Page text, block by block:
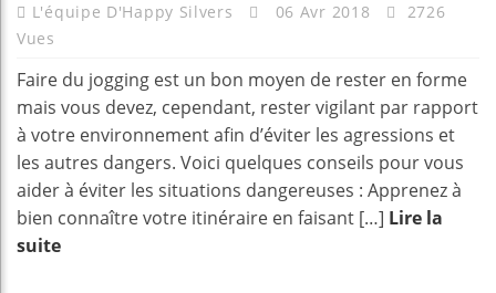
L'équipe D'Happy Silvers 06 Avr 2018
2726
Vues
Faire du jogging est un bon moyen de rester en forme
mais vous devez, cependant, rester vigilant par rapport
à votre environnement afin d’éviter les agressions et
les autres dangers. Voici quelques conseils pour vous
aider à éviter les situations dangereuses : Apprenez à
bien connaître votre itinéraire en faisant […] Lire la
suite